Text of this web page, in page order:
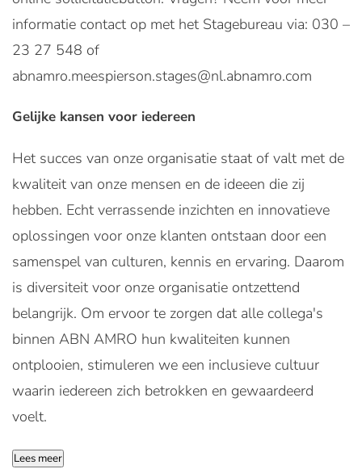
informatie contact op met het Stagebureau via: 030 –
23 27 548 of
abnamro.meespierson.stages@nl.abnamro.com
Gelijke kansen voor iedereen
Het succes van onze organisatie staat of valt met de
kwaliteit van onze mensen en de ideeen die zij
hebben. Echt verrassende inzichten en innovatieve
oplossingen voor onze klanten ontstaan door een
samenspel van culturen, kennis en ervaring. Daarom
is diversiteit voor onze organisatie ontzettend
belangrijk. Om ervoor te zorgen dat alle collega's
binnen ABN AMRO hun kwaliteiten kunnen
ontplooien, stimuleren we een inclusieve cultuur
waarin iedereen zich betrokken en gewaardeerd
voelt.
Lees meer